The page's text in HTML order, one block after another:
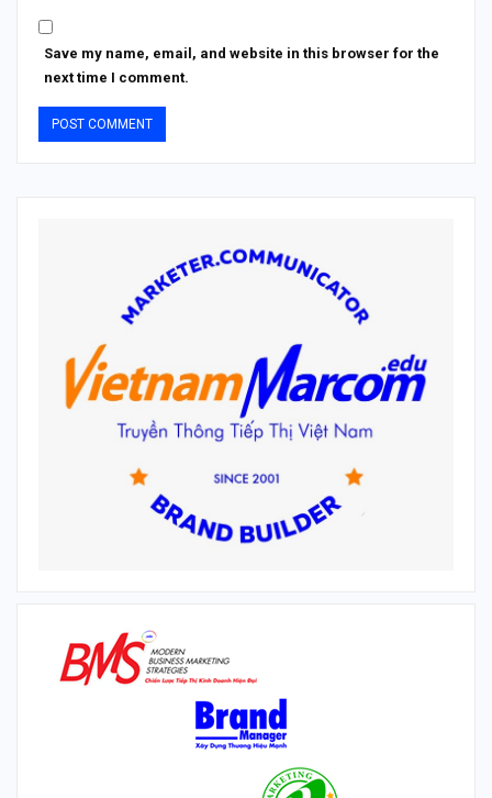
Save my name, email, and website in this browser for the
next time I comment.